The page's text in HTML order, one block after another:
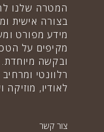
המטרה שלנו
בצורה אישית
מידע מפורט
מקיפים על
ובקשה מיוחדת.
רלוונטי
לאודיו, מוזיקה
צור קשר